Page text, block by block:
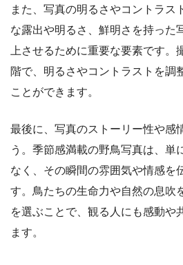
また、写真の明るさやコントラス
な露出や明るさ、鮮明さを持った
上させるために重要な要素です
階で、明るさやコントラストを調
ことができます。
最後に、写真のストーリー性や感
う。季節感満載の野鳥写真は、単
なく、その瞬間の雰囲気や情感を
す。鳥たちの生命力や自然の息吹
を選ぶことで、観る人にも感動や
ます。